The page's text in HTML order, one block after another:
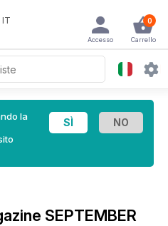
IT 0
Carrello
Accesso
la
SEPTEMBER